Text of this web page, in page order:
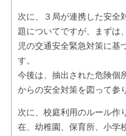
次に、３局が連携した安全
題についてですが、まずは
児の交通安全緊急対策に基
す。
今後は、抽出された危険個
からの安全対策を図って参
次に、校庭利用のルール作
在、幼稚園、保育所、小学